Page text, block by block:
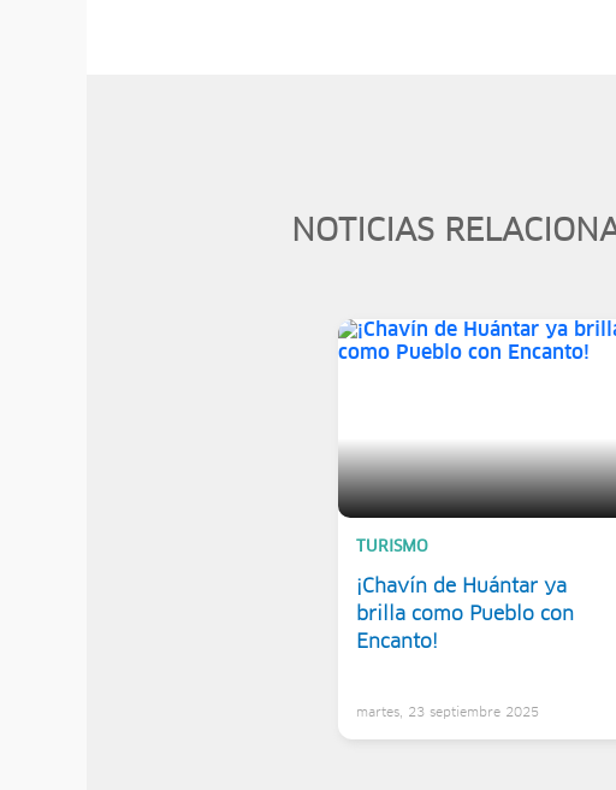
NOTICIAS
TURISMO
¡Chavín de Huántar ya
brilla como Pueblo con
Encanto!
martes, 23 septiembre 2025